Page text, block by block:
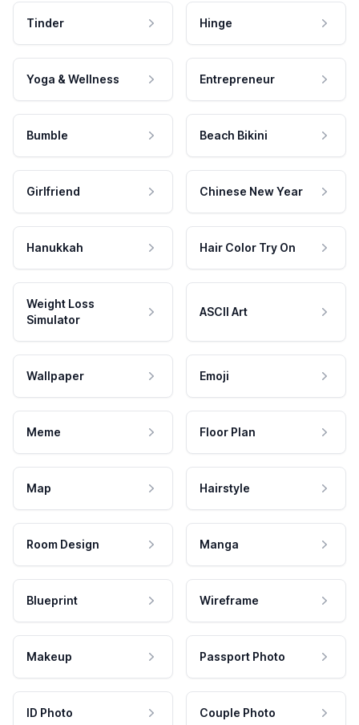
Tinder Hinge
Yoga & Wellness Entrepreneur
Bumble Beach Bikini
Girlfriend Chinese New Year
Hanukkah Hair Color Try On
Weight Loss
Simulator
ASCII Art
Wallpaper Emoji
Meme Floor Plan
Map Hairstyle
Room Design Manga
Blueprint Wireframe
Makeup Passport Photo
ID Photo Couple Photo